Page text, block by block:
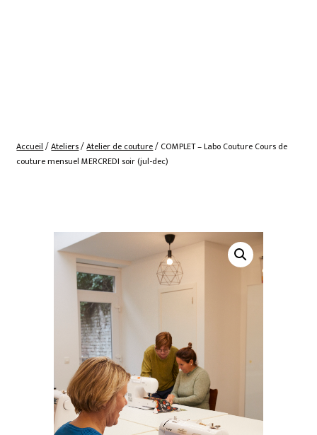
Accueil/Ateliers/Atelier de couture/ COMPLET – Labo Couture Cours de
couture mensuel MERCREDI soir (jul-dec)